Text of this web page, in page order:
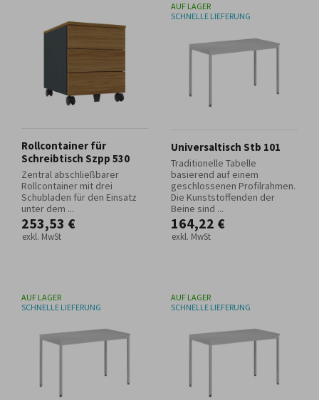
Rollcontainer für
Schreibtisch Szpp 530
Zentral abschließbarer
Rollcontainer mit drei
Schubladen für den Einsatz
unter dem ...
253,53 €
exkl. MwSt
AUF LAGER
SCHNELLE LIEFERUNG
Universaltisch Stb 101
Traditionelle Tabelle
basierend auf einem
geschlossenen Profilrahmen.
Die Kunststoffenden der
Beine sind ...
164,22 €
exkl. MwSt
AUF LAGER
SCHNELLE LIEFERUNG
AUF LAGER
SCHNELLE LIEFERUNG